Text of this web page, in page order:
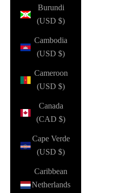
Burundi
(USD $)
Cambodia
(USD $)
Cameroon
(USD $)
Canada
(CAD $)
Cape Verde
(USD $)
Caribbean
Netherlands